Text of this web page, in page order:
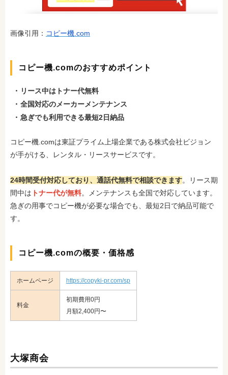
画像引用： コピー機.com
コピー機.comのおすすめポイント
リース中はトナー代無料
全国対応のメーカーメンテナンス
急ぎでも利用できる最短2日納品
コピー機.comは東証プライム上場企業である株式会社ビジョン
が手がける、レンタル・リースサービスです。
24時間受付対応しており、通話代無料で相談できます。リース期
間中は トナー代が無料。メンテナンスも全国で対応しています。
急ぎの用事でコピー機が必要な場合でも、最短2日で納品可能で
す。
コピー機.comの概要・価格感
ホームページ https://copyki-pr.com/sp
料金
初期費用0円
月額2,400円〜
大塚商会